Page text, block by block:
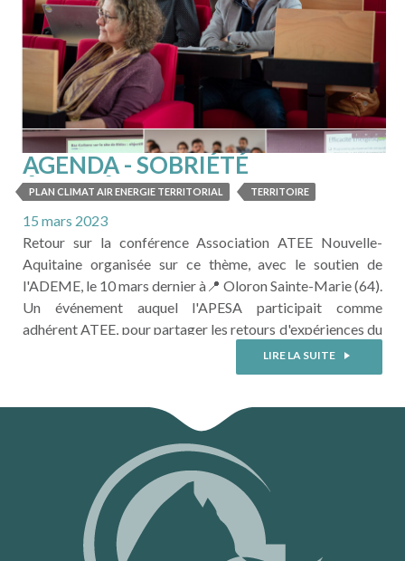
AGENDA - SOBRIÉTÉ
ÉNERGÉTIQUE DES
TERRITOIRES
PLAN CLIMAT AIR ENERGIE TERRITORIAL TERRITOIRE
15 mars 2023
Retour sur la conférence Association ATEE Nouvelle-
Aquitaine organisée sur ce thème, avec le soutien de
l'ADEME, le 10 mars dernier à📍 Oloron Sainte-Marie (64).
Un événement auquel l'APESA participait comme
adhérent ATEE, pour partager les retours d'expériences du
Plan Climat Air Energie de la Communauté de Communes
du Haut Béarn (CCHB). LIEN VERS L'ACTUALITÉ ATEE :
LIRE LA SUITE
LIRE LA SUITE